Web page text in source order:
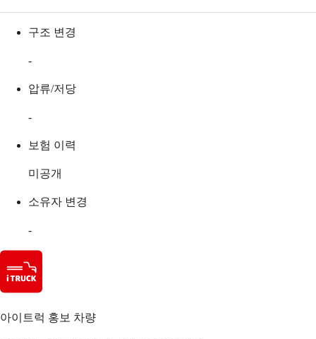
구조 변경
-
압류/저당
-
보험 이력
미공개
소유자 변경
-
아이트럭 홍보 차량